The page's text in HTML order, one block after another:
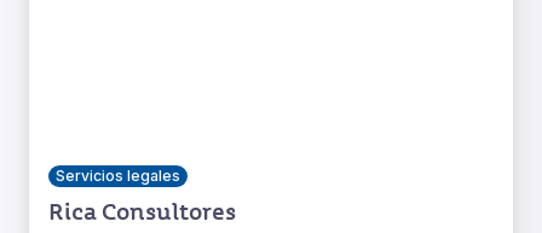
Servicios legales
Rica Consultores